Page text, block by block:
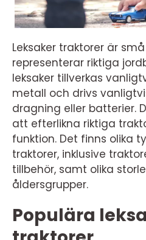
Leksaker traktorer är
representerar riktiga
leksaker tillverkas
metall och drivs
dragning eller batterier.
att efterlikna riktiga
funktion. Det finns olika
traktorer, inklusive
tillbehör, samt olika
åldersgrupper.
Populära